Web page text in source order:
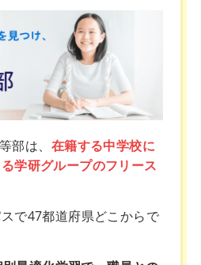
部は、 在籍する中学校に
学研グループのフリース
で47都道府県どこからで